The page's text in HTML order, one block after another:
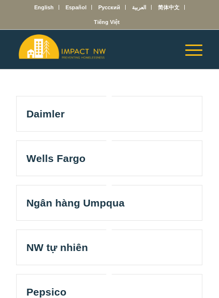
English Español Русский العربية 简体中文
Tiếng Việt
Daimler
Wells Fargo
Ngân hàng Umpqua
NW tự nhiên
Pepsico